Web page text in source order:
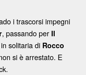
i trascorsi impegni
, passando per Il
solitaria di Rocco
si è arrestato. E